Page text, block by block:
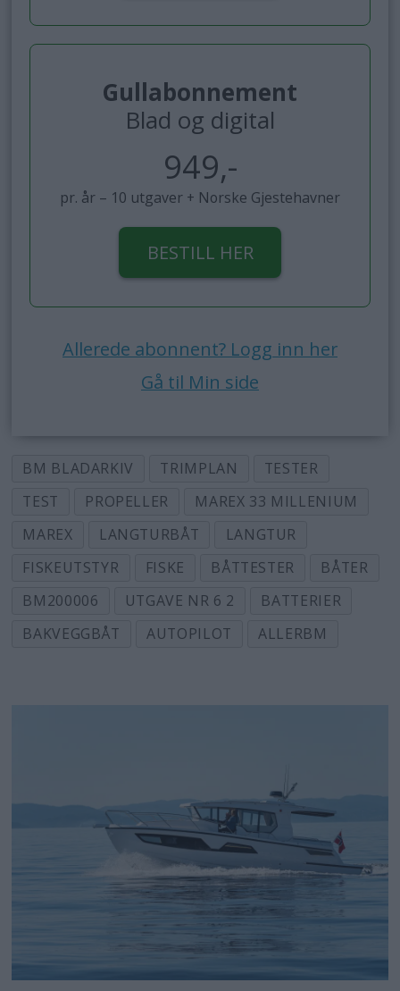
Gullabonnement
Blad og digital
949,-
pr. år – 10 utgaver + Norske Gjestehavner
BESTILL HER
Allerede abonnent? Logg inn her
Gå til Min side
BM BLADARKIV TRIMPLAN
TESTER
TEST
PROPELLER
MAREX 33 MILLENIUM
MAREX
LANGTURBÅT
LANGTUR
FISKEUTSTYR
FISKE BÅTTESTER
BÅTER
BM200006
UTGAVE NR 6 2
BATTERIER
BAKVEGGBÅT
AUTOPILOT ALLERBM